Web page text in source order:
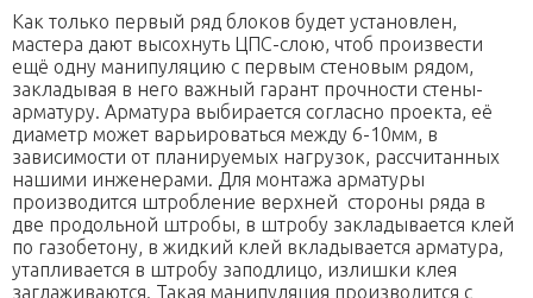
Как только первый ряд блоков будет установлен,
мастера дают высохнуть ЦПС-слою, чтоб произвести
ещё одну манипуляцию с первым стеновым рядом,
закладывая в него важный гарант прочности стены-
арматуру. Арматура выбирается согласно проекта, её
диаметр может варьироваться между 6-10мм, в
зависимости от планируемых нагрузок, рассчитанных
нашими инженерами. Для монтажа арматуры
производится штробление верхней стороны ряда в
две продольной штробы, в штробу закладывается клей
по газобетону, в жидкий клей вкладывается арматура,
утапливается в штробу заподлицо, излишки клея
заглаживаются. Такая манипуляция производится с